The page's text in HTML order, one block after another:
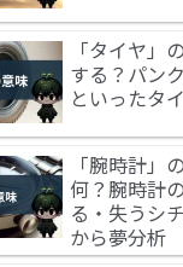
「タイヤ」
する？パン
といったタ
「腕時計」
何？腕時計
る・失うシ
から夢分析